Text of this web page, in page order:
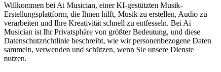
Willkommen bei Ai Musician, einerKI-gestützten Musik-
Erstellungsplattform, die Ihnen hilft, Musik zu erstellen, Audio zu
verarbeiten und Ihre Kreativität schnell zu entfesseln. Bei Ai
Musician ist Ihr Privatsphäre von größter Bedeutung, und diese
Datenschutzrichtlinie beschreibt, wie wir personenbezogene Daten
sammeln, verwenden und schützen, wenn Sie unsere Dienste
nutzen.